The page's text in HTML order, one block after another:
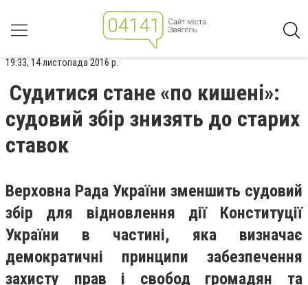
19:33, 14 листопада 2016 р.
Судитися стане «по кишені»:
судовий збір знизять до старих
ставок
Верховна Рада України зменшить судовий
збір для відновлення дії Конституції
України в частині, яка визначає
демократичні принципи забезпечення
захисту прав і свобод громадян та